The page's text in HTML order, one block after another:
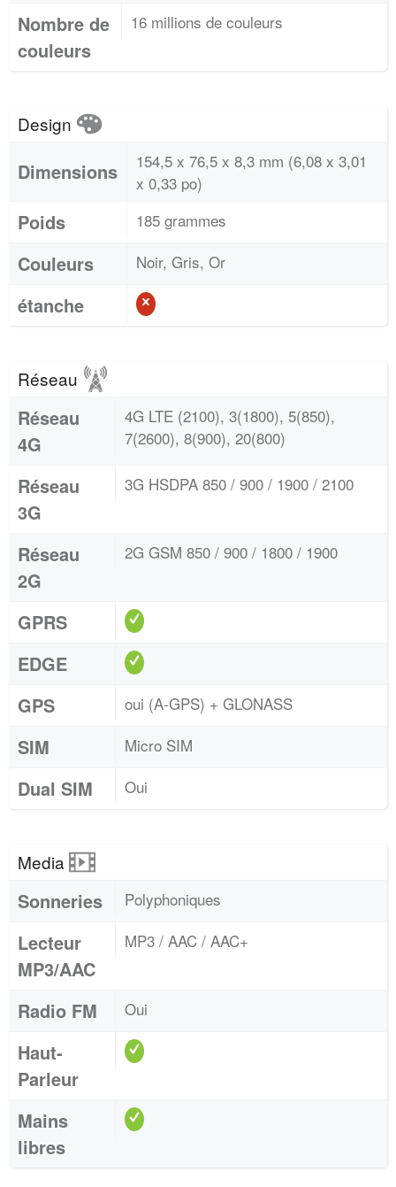
Nombre de
couleurs
16 millions de couleurs
Design
Dimensions
154,5 x 76,5 x 8,3 mm (6,08 x 3,01
x 0,33 po)
Poids 185 grammes
Couleurs Noir, Gris, Or
étanche
Réseau
Réseau
4G
4G LTE (2100), 3(1800), 5(850),
7(2600), 8(900), 20(800)
Réseau
3G
3G HSDPA 850 / 900 / 1900 / 2100
Réseau
2G
2G GSM 850 / 900 / 1800 / 1900
GPRS
EDGE
GPS
oui (A-GPS) + GLONASS
SIM Micro SIM
Dual SIM Oui
Media
Sonneries Polyphoniques
Lecteur
MP3/AAC
MP3 / AAC / AAC+
Radio FM Oui
Haut-
Parleur
Mains
libres